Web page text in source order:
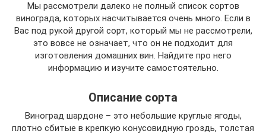
Мы рассмотрели далеко не полный список сортов
винограда, которых насчитывается очень много. Если в
Вас под рукой другой сорт, который мы не рассмотрели,
это вовсе не означает, что он не подходит для
изготовления домашних вин. Найдите про него
информацию и изучите самостоятельно.
Описание сорта
Виноград шардоне – это небольшие круглые ягоды,
плотно сбитые в крепкую конусовидную гроздь, толстая